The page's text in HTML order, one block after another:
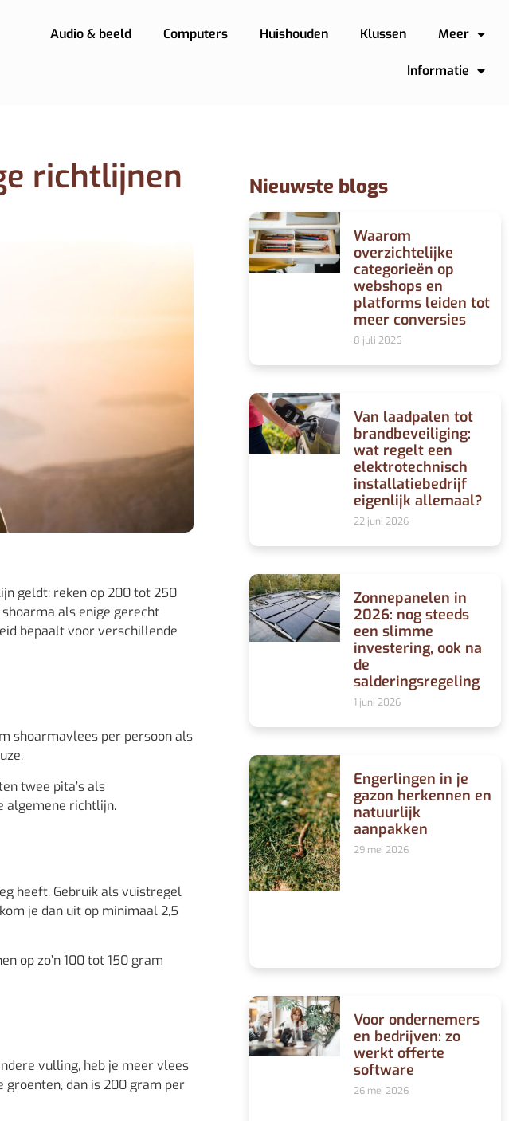
Audio & beeld Computers Huishouden Klussen Meer
Informatie
richtlijnen
geldt: reken op 200 tot 250
als enige gerecht
bepaalt voor verschillende
shoarmavlees per persoon als
twee pita’s als
algemene richtlijn.
heeft. Gebruik als vuistregel
je dan uit op minimaal 2,5
op zo’n 100 tot 150 gram
vulling, heb je meer vlees
groenten, dan is 200 gram per
Nieuwste blogs
Waarom
overzichtelijke
categorieën op
webshops en
platforms leiden tot
meer conversies
8 juli 2026
Van laadpalen tot
brandbeveiliging:
wat regelt een
elektrotechnisch
installatiebedrijf
eigenlijk allemaal?
22 juni 2026
Zonnepanelen in
2026: nog steeds
een slimme
investering, ook na
de
salderingsregeling
1 juni 2026
Engerlingen in je
gazon herkennen en
natuurlijk
aanpakken
29 mei 2026
Voor ondernemers
en bedrijven: zo
werkt offerte
software
26 mei 2026